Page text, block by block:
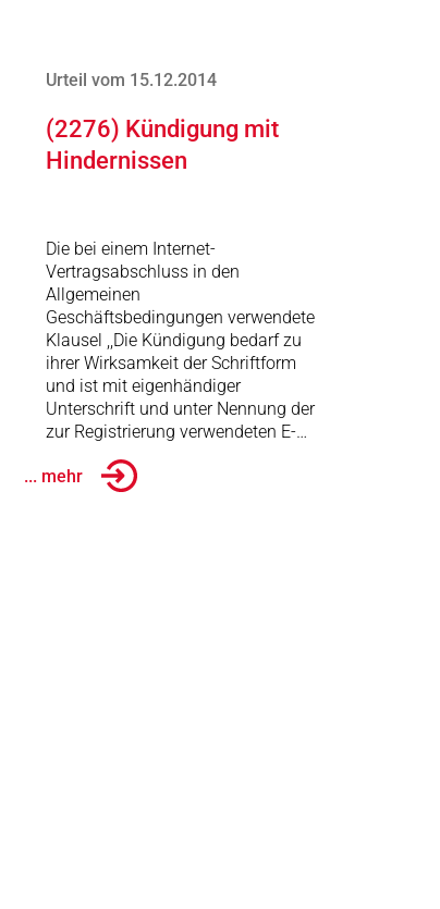
Urteil vom 15.12.2014
(2276) Kündigung mit
Hindernissen
Die bei einem Internet-
Vertragsabschluss in den
Allgemeinen
Geschäftsbedingungen verwendete
Klausel ,,Die Kündigung bedarf zu
ihrer Wirksamkeit der Schriftform
und ist mit eigenhändiger
Unterschrift und unter Nennung der
zur Registrierung verwendeten E-…
... mehr